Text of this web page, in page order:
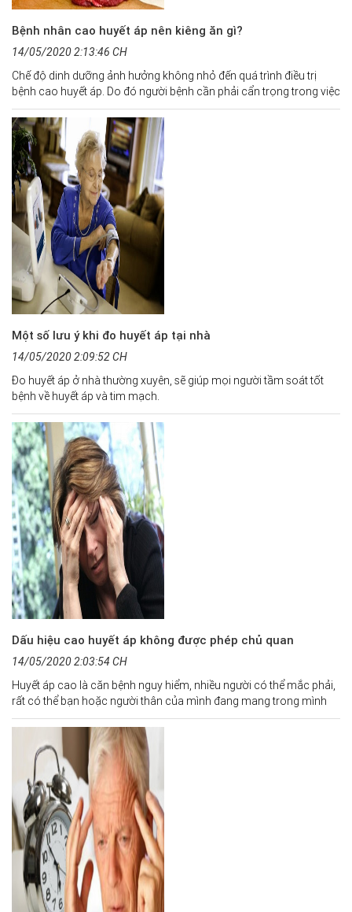
Bệnh nhân cao huyết áp nên kiêng ăn gì?
14/05/2020 2:13:46 CH
Chế độ dinh dưỡng ảnh hưởng không nhỏ đến quá trình điều trị
bệnh cao huyết áp. Do đó người bệnh cần phải cẩn trọng trong việc
lựa chọn thực phẩm. Dưới đây là một số kiêng kị trong chế độ ăn
của người mắc bệnh huyết áp cao.
Một số lưu ý khi đo huyết áp tại nhà
14/05/2020 2:09:52 CH
Đo huyết áp ở nhà thường xuyên, sẽ giúp mọi người tầm soát tốt
bệnh về huyết áp và tim mạch.
Dấu hiệu cao huyết áp không được phép chủ quan
14/05/2020 2:03:54 CH
Huyết áp cao là căn bệnh nguy hiểm, nhiều người có thể mắc phải,
rất có thể bạn hoặc người thân của mình đang mang trong mình
căn bệnh mà không hề biết.